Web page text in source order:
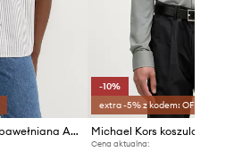
Levi's koszula męska bawełniana AUTHENTIC BUTTON DOWN
-10%
extra -5% z kodem: OFF*
Michael Kors koszula
Cena aktualna: